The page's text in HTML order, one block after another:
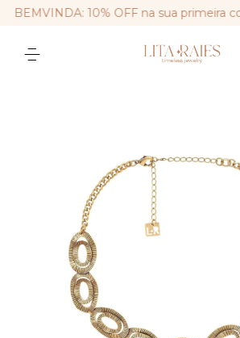
BEMVINDA: 10% OFF na sua primeira